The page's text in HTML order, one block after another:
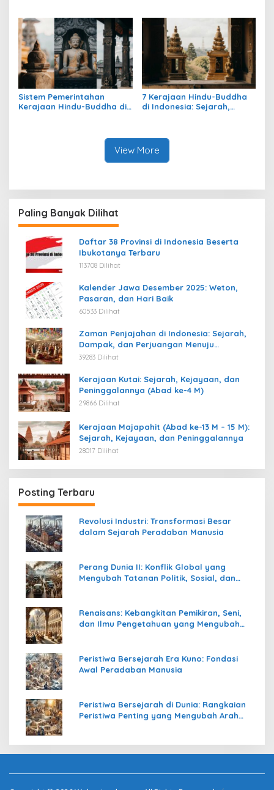
Sistem Pemerintahan
Kerajaan Hindu-Buddha di
7 Kerajaan Hindu-Buddha
di Indonesia: Sejarah,
View More
Paling Banyak Dilihat
Daftar 38 Provinsi di Indonesia Beserta
Ibukotanya Terbaru
113708 Dilihat
Kalender Jawa Desember 2025: Weton,
Pasaran, dan Hari Baik
60533 Dilihat
Zaman Penjajahan di Indonesia: Sejarah,
Dampak, dan Perjuangan Menuju
Kemerdekaan
39283 Dilihat
Kerajaan Kutai: Sejarah, Kejayaan, dan
Peninggalannya (Abad ke-4 M)
29866 Dilihat
Kerajaan Majapahit (Abad ke-13 M – 15 M):
Sejarah, Kejayaan, dan Peninggalannya
28017 Dilihat
Posting Terbaru
Revolusi Industri: Transformasi Besar
dalam Sejarah Peradaban Manusia
Perang Dunia II: Konflik Global yang
Mengubah Tatanan Politik, Sosial, dan
Renaisans: Kebangkitan Pemikiran, Seni,
dan Ilmu Pengetahuan yang Mengubah
Peristiwa Bersejarah Era Kuno: Fondasi
Awal Peradaban Manusia
Peristiwa Bersejarah di Dunia: Rangkaian
Peristiwa Penting yang Mengubah Arah